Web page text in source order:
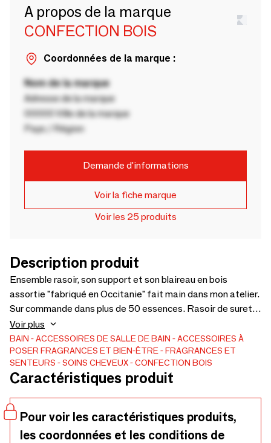
A propos de la marque
CONFECTION BOIS
Coordonnées de la marque :
Nom de la marque
Adresse de la marque
00000 Ville de la marque
Pays / Région
Demande d'informations
Voir la fiche marque
Voir les 25 produits
Description produit
Ensemble rasoir, son support et son blaireau en bois
assortie "fabriqué en Occitanie" fait main dans mon atelier.
Sur commande dans plus de 50 essences. Rasoir de sureté
ou compatible Gillette® Mach3® ou Fusion5®.
Mécanisme chrome.
Voir plus
BAIN ACCESSOIRES DE SALLE DE BAIN
ACCESSOIRES À
POSER FRAGRANCES ET BIEN-ÊTRE
FRAGRANCES ET
SENTEURS
SOINS CHEVEUX CONFECTION BOIS
Caractéristiques produit
Pour voir les caractéristiques produits,
les coordonnées et les conditions de